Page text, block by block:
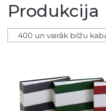
Produkcija
400 un vairāk bilžu